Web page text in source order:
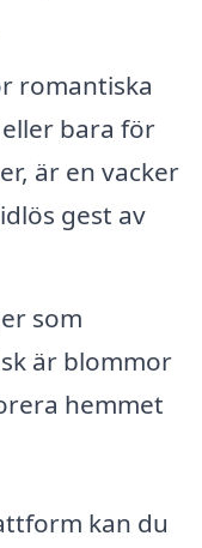
romantiska
bara för
är en vacker
gest av
som
är blommor
hemmet
kan du